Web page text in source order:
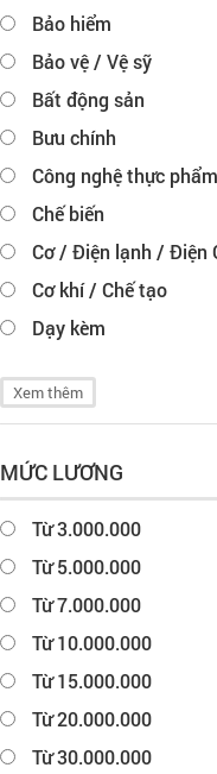
Bảo hiểm
Bảo vệ / Vệ sỹ
Bất động sản
Bưu chính
Công nghệ thực phẩm
Chế biến
Cơ / Điện lạnh / Điện
Cơ khí / Chế tạo
Dạy kèm
Xem thêm
MỨC LƯƠNG
Từ 3.000.000
Từ 5.000.000
Từ 7.000.000
Từ 10.000.000
Từ 15.000.000
Từ 20.000.000
Từ 30.000.000